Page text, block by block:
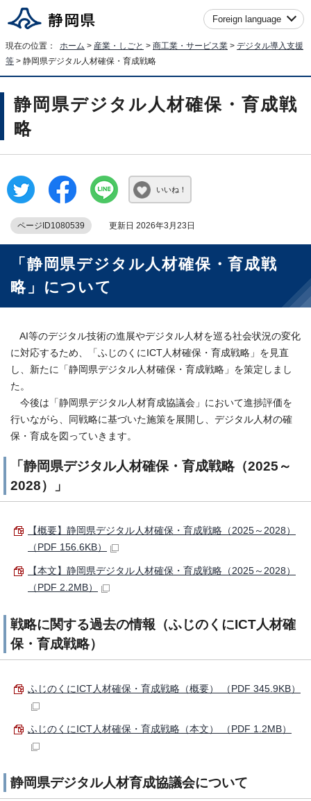
Foreign language
現在の位置： ホーム > 産業・しごと > 商工業・サービス業 > デジタル導入支援
等 > 静岡県デジタル人材確保・育成戦略
静岡県デジタル人材確保・育成戦
略
いいね！
ページID1080539 更新日 2026年3月23日
「静岡県デジタル人材確保・育成戦
略」について
AI等のデジタル技術の進展やデジタル人材を巡る社会状況の変化
に対応するため、「ふじのくにICT人材確保・育成戦略」を見直
し、新たに「静岡県デジタル人材確保・育成戦略」を策定しまし
た。
今後は「静岡県デジタル人材育成協議会」において進捗評価を
行いながら、同戦略に基づいた施策を展開し、デジタル人材の確
保・育成を図っていきます。
「静岡県デジタル人材確保・育成戦略（2025～
2028）」
【概要】静岡県デジタル人材確保・育成戦略（2025～2028）
（PDF 156.6KB）
【本文】静岡県デジタル人材確保・育成戦略（2025～2028）
（PDF 2.2MB）
戦略に関する過去の情報（ふじのくにICT人材確
保・育成戦略）
ふじのくにICT人材確保・育成戦略（概要） （PDF 345.9KB）
ふじのくにICT人材確保・育成戦略（本文） （PDF 1.2MB）
静岡県デジタル人材育成協議会について